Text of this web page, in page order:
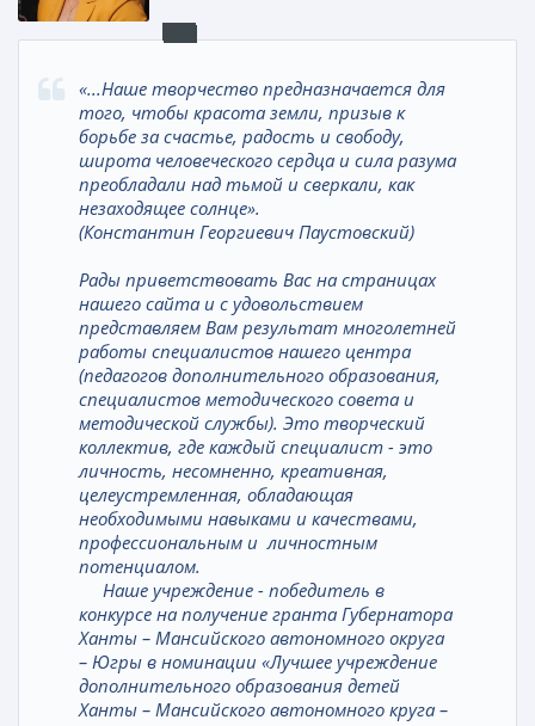
«...Наше творчество предназначается для
того, чтобы красота земли, призыв к
борьбе за счастье, радость и свободу,
широта человеческого сердца и сила разума
преобладали над тьмой и сверкали, как
незаходящее солнце».
(Константин Георгиевич Паустовский)
Рады приветствовать Вас на страницах
нашего сайта и с удовольствием
представляем Вам результат многолетней
работы специалистов нашего центра
(педагогов дополнительного образования,
специалистов методического совета и
методической службы). Это творческий
коллектив, где каждый специалист - это
личность, несомненно, креативная,
целеустремленная, обладающая
необходимыми навыками и качествами,
профессиональным и личностным
потенциалом.
Наше учреждение - победитель в
конкурсе на получение гранта Губернатора
Ханты – Мансийского автономного округа
– Югры в номинации «Лучшее учреждение
дополнительного образования детей
Ханты – Mансийского автономного круга –